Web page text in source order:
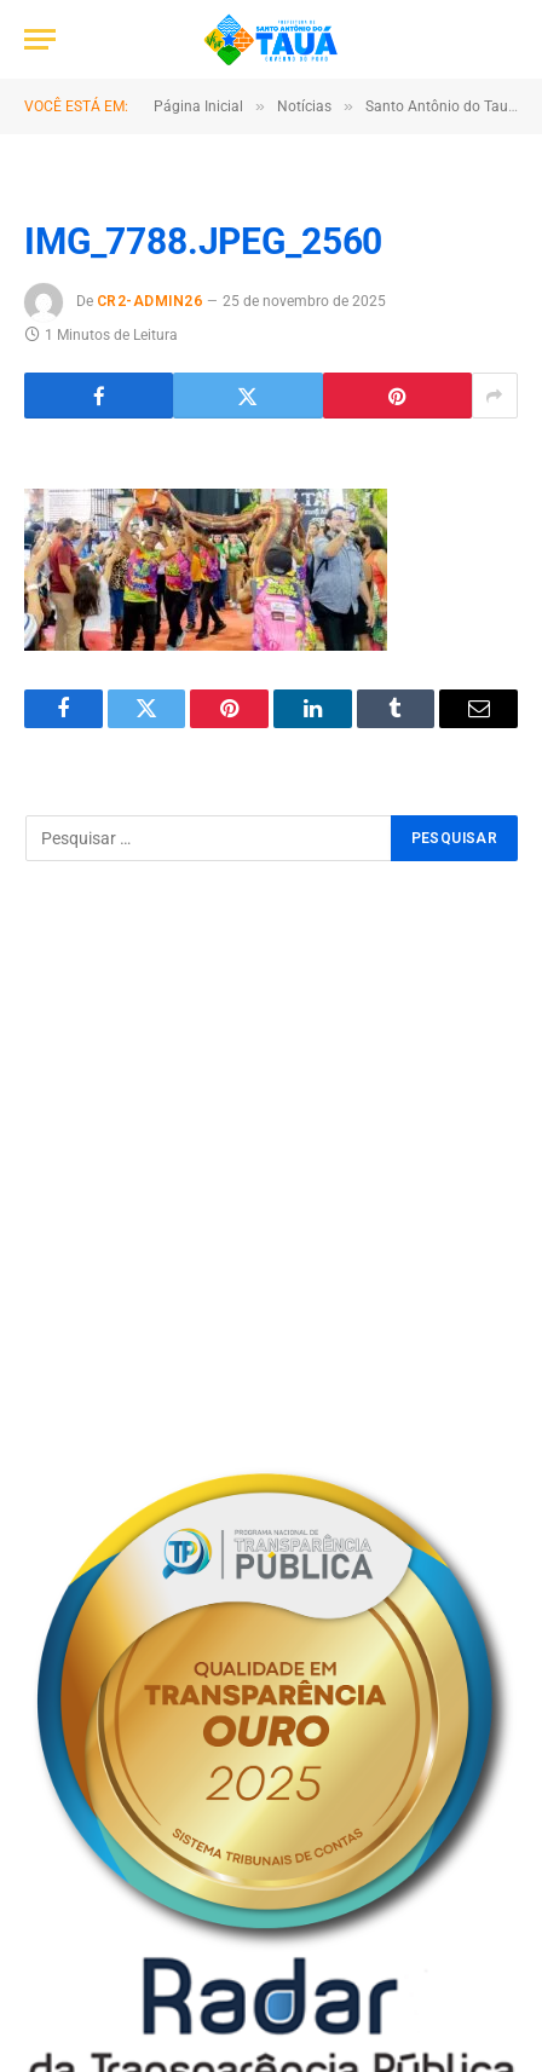
VOCÊ ESTÁ EM: Página Inicial » Notícias » Santo Antônio do Tauá é um dos grandes destaques do Pavilhão Pará – Municípios durante a COP30
IMG_7788.JPEG_2560
De CR2-ADMIN26
25 de novembro de 2025
1 Minutos de Leitura
FacebookTwitter Pinterest LinkedInTumblr Email